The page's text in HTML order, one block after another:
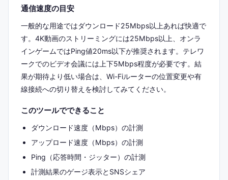
通信速度の目安
一般的な用途ではダウンロード25Mbps以上あれば快適で
す。4K動画のストリーミングには25Mbps以上、オンラ
インゲームではPing値20ms以下が推奨されます。テレワ
ークでのビデオ会議には上下5Mbps程度が必要です。結
果が期待より低い場合は、Wi-Fiルーターの位置変更や有
線接続への切り替えを検討してみてください。
このツールでできること
ダウンロード速度（Mbps）の計測
アップロード速度（Mbps）の計測
Ping（応答時間・ジッター）の計測
計測結果のゲージ表示とSNSシェア